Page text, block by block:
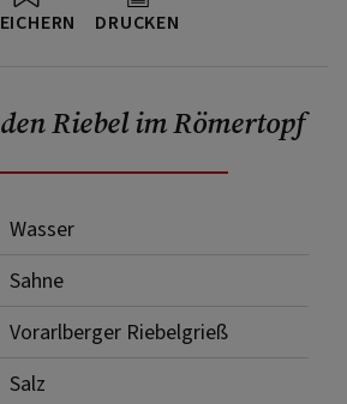
DRUCKEN
Riebel im Römertopf
Wasser
Sahne
Vorarlberger Riebelgrieß
Salz